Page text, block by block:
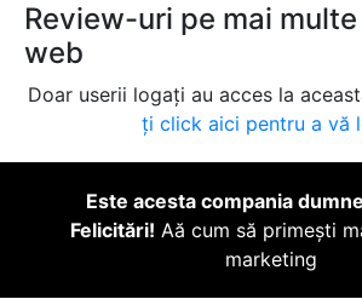
Review-uri pe mai
web
Doar userii logați au acces la
ți click aici pentru a vă
Este acesta compania
Felicitări! Aă cum să primești
marketing